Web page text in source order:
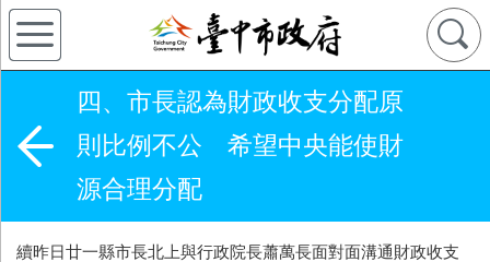
四、市長認為財政收支分配原
則比例不公 希望中央能使財
源合理分配
續昨日廿一縣市長北上與行政院長蕭萬長面對面溝通財政收支